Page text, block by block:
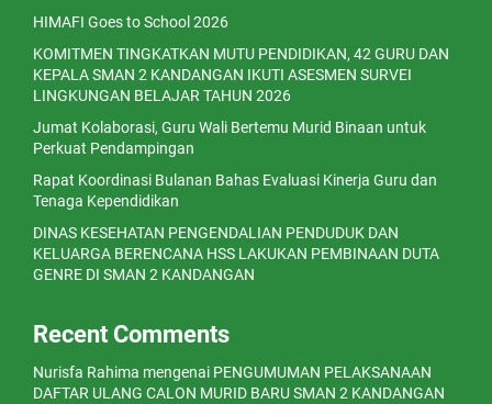
HIMAFI Goes to School 2026
KOMITMEN TINGKATKAN MUTU PENDIDIKAN, 42 GURU DAN
KEPALA SMAN 2 KANDANGAN IKUTI ASESMEN SURVEI
LINGKUNGAN BELAJAR TAHUN 2026
Jumat Kolaborasi, Guru Wali Bertemu Murid Binaan untuk
Perkuat Pendampingan
Rapat Koordinasi Bulanan Bahas Evaluasi Kinerja Guru dan
Tenaga Kependidikan
DINAS KESEHATAN PENGENDALIAN PENDUDUK DAN
KELUARGA BERENCANA HSS LAKUKAN PEMBINAAN DUTA
GENRE DI SMAN 2 KANDANGAN
Recent Comments
Nurisfa Rahima mengenai PENGUMUMAN PELAKSANAAN
DAFTAR ULANG CALON MURID BARU SMAN 2 KANDANGAN